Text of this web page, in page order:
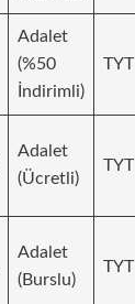
Adalet
(%50
İndirimli)
TYT
Adalet
(Ücretli)
TYT
Adalet
(Burslu)
TYT